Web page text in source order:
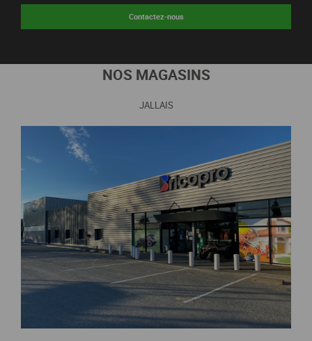
Contactez-nous
NOS MAGASINS
JALLAIS